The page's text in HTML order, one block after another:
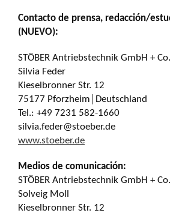
Contacto de prensa, redacción/
(NUEVO):
STÖBER Antriebstechnik GmbH +
Silvia Feder
Kieselbronner Str. 12
75177 Pforzheim│Deutschland
Tel.: +49 7231 582-1660
silvia.feder@stoeber.de
www.stoeber.de
Medios de comunicación:
STÖBER Antriebstechnik GmbH +
Solveig Moll
Kieselbronner Str. 12